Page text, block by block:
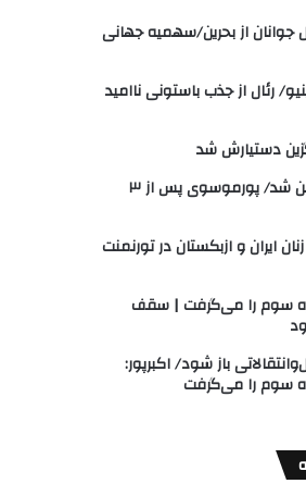
از بحرین/سهمیه جهانی
رئال از جذب باستونی ناامید
دستیارش شد
ویسی سرمربی ذوب آهن شد/ پورموسوی پس از ۳
ایران و ازبکستان در تورنمنت
سوم را می‌گرفت | سقف
باز شود/ اکبرپور:
سوم را می‌گرفت